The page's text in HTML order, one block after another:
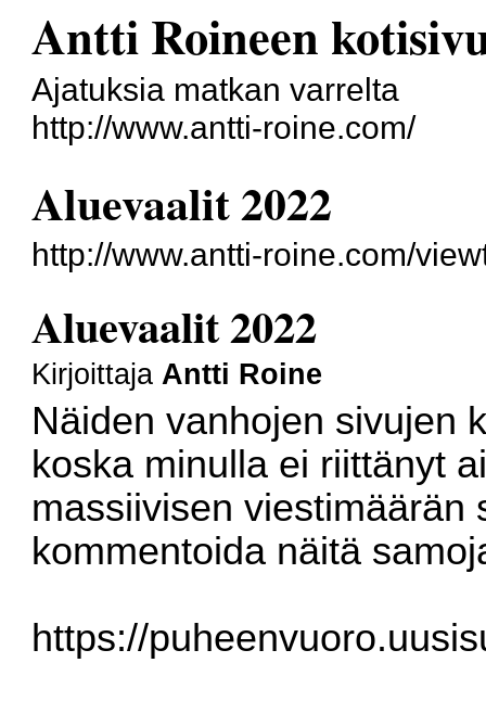
Antti Roineen
Ajatuksia matkan varrelta
http://www.antti-roine.com/
Aluevaalit 2022
http://www.antti-roine.com/
Aluevaalit 2022
Kirjoittaja Antti Roine
Näiden vanhojen sivujen
koska minulla ei riittänyt
massiivisen viestimäärän
kommentoida näitä
https://